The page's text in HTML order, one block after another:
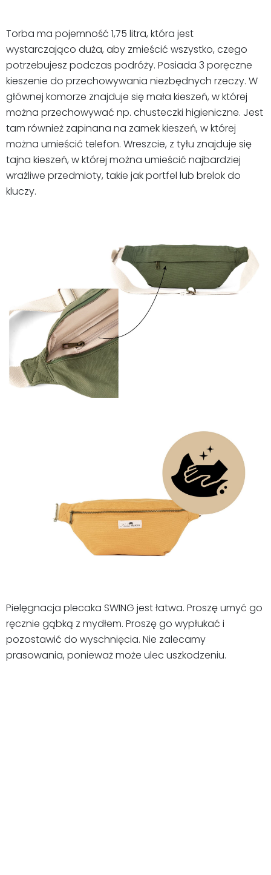
Torba ma pojemność 1,75 litra, która jest
wystarczająco duża, aby zmieścić wszystko, czego
potrzebujesz podczas podróży. Posiada 3 poręczne
kieszenie do przechowywania niezbędnych rzeczy. W
głównej komorze znajduje się mała kieszeń, w której
można przechowywać np. chusteczki higieniczne. Jest
tam również zapinana na zamek kieszeń, w której
można umieścić telefon. Wreszcie, z tyłu znajduje się
tajna kieszeń, w której można umieścić najbardziej
wrażliwe przedmioty, takie jak portfel lub brelok do
kluczy.
Pielęgnacja plecaka SWING jest łatwa. Proszę umyć go
ręcznie gąbką z mydłem. Proszę go wypłukać i
pozostawić do wyschnięcia. Nie zalecamy
prasowania, ponieważ może ulec uszkodzeniu.